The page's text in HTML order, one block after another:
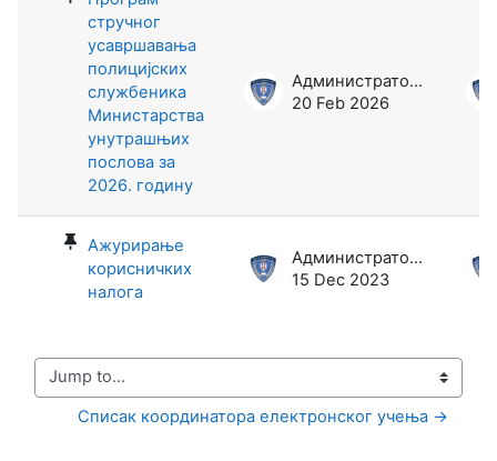
стручног
усавршавања
полицијских
службеника
Министарства
унутрашњих
послова за
2026. годину
Администратор Е-учионице
20 Feb 2026
Ажурирање
корисничких
налога
Администратор Е-учионице
15 Dec 2023
Jump to...
Списак координатора електронског учења →